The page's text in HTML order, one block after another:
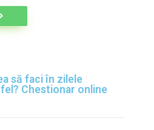
să faci în zilele
Chestionar online